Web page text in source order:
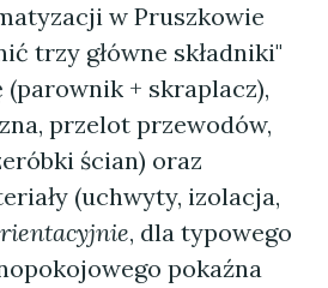
w Pruszkowie
trzy główne składniki"
(parownik + skraplacz),
przelot przewodów,
ścian) oraz
(uchwyty, izolacja,
, dla typowego
pokaźna